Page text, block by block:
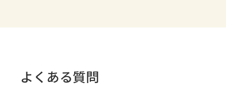
よくある質問